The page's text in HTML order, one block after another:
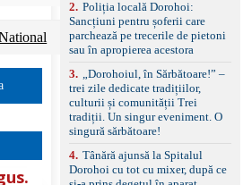
reglaj lombar electric
pentru șofer și pasager
Volan multifuncțional
îmbrăcat în piele, cu
treptelor Adaptive cruise
control, asistent
schimbare bandă și
menținere bandă Faruri
bi-xenon adaptive cu
funcție Cornering,
asistent fază lungă
automată , lumini de zi
2. Poliția locală Dorohoi:
Sancțiuni pentru șoferii care
parchează pe trecerile de pietoni
sau în apropierea acestora
3.
„Dorohoiul, în Sărbătoare!” –
trei zile dedicate tradițiilor,
culturii și comunității Trei
tradiții. Un singur eveniment. O
singură sărbătoare!
4. Tânără ajunsă la Spitalul
Dorohoi cu tot cu mixer, după ce